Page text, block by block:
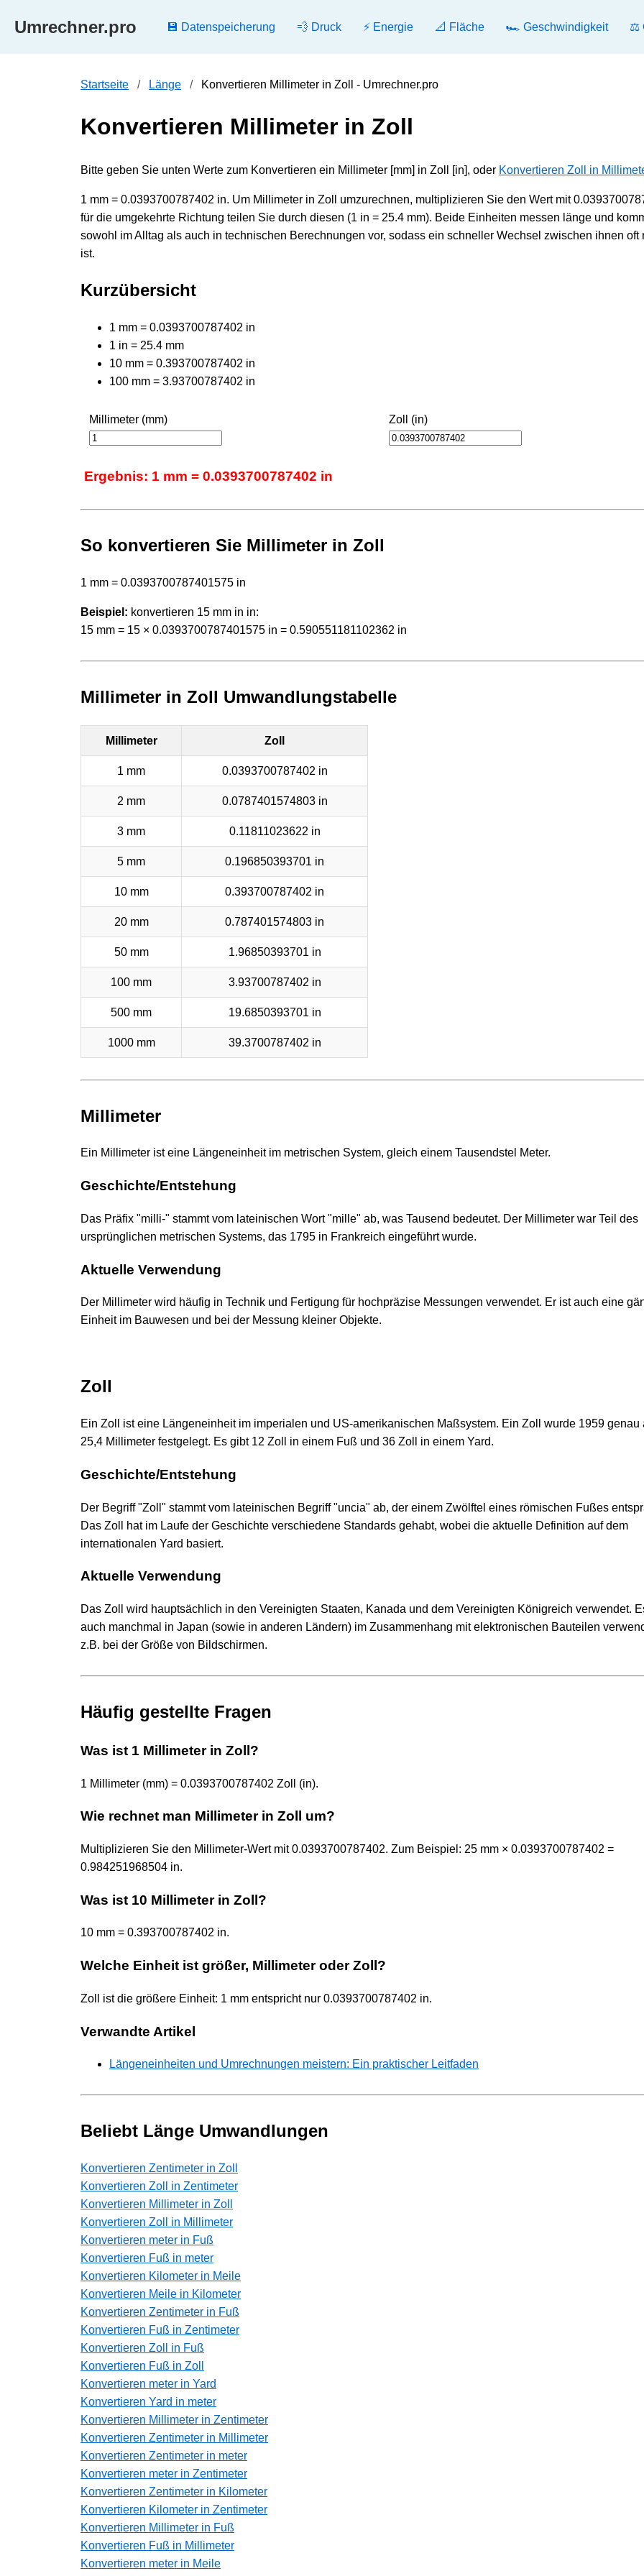
Umrechner.pro 💾 Datenspeicherung 💨 Druck ⚡ Energie 📐 Fläche 🏎️ Geschwindigkeit ⚖️
Startseite Länge Konvertieren Millimeter in Zoll - Umrechner.pro
Konvertieren Millimeter in Zoll
Bitte geben Sie unten Werte zum Konvertieren ein Millimeter [mm] in Zoll [in], oder Konvertieren Zoll in
1 mm = 0.0393700787402 in. Um Millimeter in Zoll umzurechnen, multiplizieren Sie den Wert mit
für die umgekehrte Richtung teilen Sie durch diesen (1 in = 25.4 mm). Beide Einheiten messen länge und
sowohl im Alltag als auch in technischen Berechnungen vor, sodass ein schneller Wechsel zwischen ihnen oft
ist.
Kurzübersicht
1 mm = 0.0393700787402 in
1 in = 25.4 mm
10 mm = 0.393700787402 in
100 mm = 3.93700787402 in
Millimeter (mm) Zoll (in)
Ergebnis: 1 mm = 0.0393700787402 in
So konvertieren Sie Millimeter in Zoll
1 mm = 0.0393700787401575 in
Beispiel: konvertieren 15 mm in in:
15 mm = 15 × 0.0393700787401575 in = 0.590551181102362 in
Millimeter in Zoll Umwandlungstabelle
Millimeter Zoll
1 mm 0.0393700787402 in
2 mm 0.0787401574803 in
3 mm 0.11811023622 in
5 mm 0.196850393701 in
10 mm 0.393700787402 in
20 mm 0.787401574803 in
50 mm 1.96850393701 in
100 mm 3.93700787402 in
500 mm 19.6850393701 in
1000 mm 39.3700787402 in
Millimeter
Ein Millimeter ist eine Längeneinheit im metrischen System, gleich einem Tausendstel Meter.
Geschichte/Entstehung
Das Präfix "milli-" stammt vom lateinischen Wort "mille" ab, was Tausend bedeutet. Der Millimeter war Teil des
ursprünglichen metrischen Systems, das 1795 in Frankreich eingeführt wurde.
Aktuelle Verwendung
Der Millimeter wird häufig in Technik und Fertigung für hochpräzise Messungen verwendet. Er ist auch eine
Einheit im Bauwesen und bei der Messung kleiner Objekte.
Zoll
Ein Zoll ist eine Längeneinheit im imperialen und US-amerikanischen Maßsystem. Ein Zoll wurde 1959 genau
25,4 Millimeter festgelegt. Es gibt 12 Zoll in einem Fuß und 36 Zoll in einem Yard.
Geschichte/Entstehung
Der Begriff "Zoll" stammt vom lateinischen Begriff "uncia" ab, der einem Zwölftel eines römischen Fußes
Das Zoll hat im Laufe der Geschichte verschiedene Standards gehabt, wobei die aktuelle Definition auf dem
internationalen Yard basiert.
Aktuelle Verwendung
Das Zoll wird hauptsächlich in den Vereinigten Staaten, Kanada und dem Vereinigten Königreich verwendet.
auch manchmal in Japan (sowie in anderen Ländern) im Zusammenhang mit elektronischen Bauteilen
z.B. bei der Größe von Bildschirmen.
Häufig gestellte Fragen
Was ist 1 Millimeter in Zoll?
1 Millimeter (mm) = 0.0393700787402 Zoll (in).
Wie rechnet man Millimeter in Zoll um?
Multiplizieren Sie den Millimeter-Wert mit 0.0393700787402. Zum Beispiel: 25 mm × 0.0393700787402 =
0.984251968504 in.
Was ist 10 Millimeter in Zoll?
10 mm = 0.393700787402 in.
Welche Einheit ist größer, Millimeter oder Zoll?
Zoll ist die größere Einheit: 1 mm entspricht nur 0.0393700787402 in.
Verwandte Artikel
Längeneinheiten und Umrechnungen meistern: Ein praktischer Leitfaden
Beliebt Länge Umwandlungen
Konvertieren Zentimeter in Zoll
Konvertieren Zoll in Zentimeter
Konvertieren Millimeter in Zoll
Konvertieren Zoll in Millimeter
Konvertieren meter in Fuß
Konvertieren Fuß in meter
Konvertieren Kilometer in Meile
Konvertieren Meile in Kilometer
Konvertieren Zentimeter in Fuß
Konvertieren Fuß in Zentimeter
Konvertieren Zoll in Fuß
Konvertieren Fuß in Zoll
Konvertieren meter in Yard
Konvertieren Yard in meter
Konvertieren Millimeter in Zentimeter
Konvertieren Zentimeter in Millimeter
Konvertieren Zentimeter in meter
Konvertieren meter in Zentimeter
Konvertieren Zentimeter in Kilometer
Konvertieren Kilometer in Zentimeter
Konvertieren Millimeter in Fuß
Konvertieren Fuß in Millimeter
Konvertieren meter in Meile